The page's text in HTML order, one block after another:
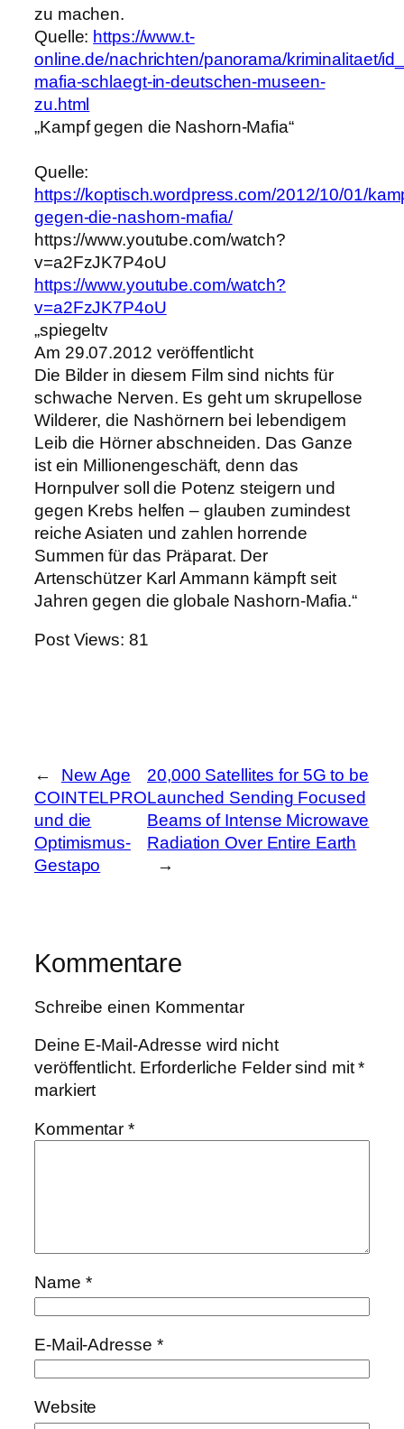
zu machen.
Quelle: https://www.t-
online.de/nachrichten/panorama/kriminalitaet/
mafia-schlaegt-in-deutschen-museen-
zu.html
„Kampf gegen die Nashorn-Mafia“
Quelle:
https://koptisch.wordpress.com/2012/10/01/
gegen-die-nashorn-mafia/
https://www.youtube.com/watch?
v=a2FzJK7P4oU
https://www.youtube.com/watch?
v=a2FzJK7P4oU
„spiegeltv
Am 29.07.2012 veröffentlicht
Die Bilder in diesem Film sind nichts für
schwache Nerven. Es geht um skrupellose
Wilderer, die Nashörnern bei lebendigem
Leib die Hörner abschneiden. Das Ganze
ist ein Millionengeschäft, denn das
Hornpulver soll die Potenz steigern und
gegen Krebs helfen – glauben zumindest
reiche Asiaten und zahlen horrende
Summen für das Präparat. Der
Artenschützer Karl Ammann kämpft seit
Jahren gegen die globale Nashorn-Mafia.“
Post Views: 81
←
New Age
COINTELPRO
und die
Optimismus-
Gestapo
20,000 Satellites for 5G to be
Launched Sending Focused
Beams of Intense Microwave
Radiation Over Entire Earth
→
Kommentare
Schreibe einen Kommentar
Deine E-Mail-Adresse wird nicht
veröffentlicht. Erforderliche Felder sind mit*
markiert
Kommentar*
Name *
E-Mail-Adresse *
Website